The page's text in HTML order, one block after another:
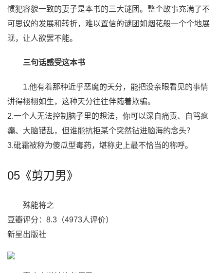
惯犯容貌一致的妻子是本书的三大谜团。整个故事充满了不
可思议的发展和转折，难以置信的谜团如烟花般一个个地展
现，让人欲罢不能。
三句话感受这本书
1.他有着那种近乎恶魔的天分，能把没亲眼看见的事情
讲得栩栩如生，这种天分往往伴随着欺骗。
2.一个人无法控制脑子里的想法，你可以深自痛责、自骂疯
癫、大脑错乱，但谁能抗拒某个突然钻进脑海的念头？
3.砒霜被称为傻瓜型毒药，堪称史上最不恰当的称呼。
05《剪刀男》
殊能将之
豆瓣评分：8.3（4973人评价）
新星出版社